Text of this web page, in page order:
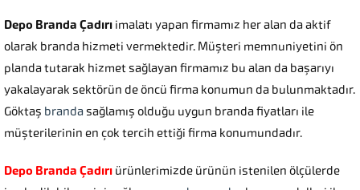
Depo Branda Çadırı imalatı yapan firmamız her alan da aktif
olarak branda hizmeti vermektedir. Müşteri memnuniyetini ön
planda tutarak hizmet sağlayan firmamız bu alan da başarıyı
yakalayarak sektörün de öncü firma konumun da bulunmaktadır.
Göktaş branda sağlamış olduğu uygun branda fiyatları ile
müşterilerinin en çok tercih ettiği firma konumundadır.
Depo Branda Çadırı ürünlerimizde ürünün istenilen ölçülerde